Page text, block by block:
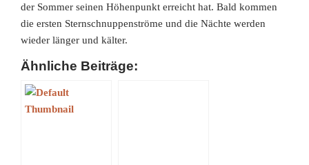
der Sommer seinen Höhenpunkt erreicht hat. Bald kommen
die ersten Sternschnuppenströme und die Nächte werden
wieder länger und kälter.
Ähnliche Beiträge: